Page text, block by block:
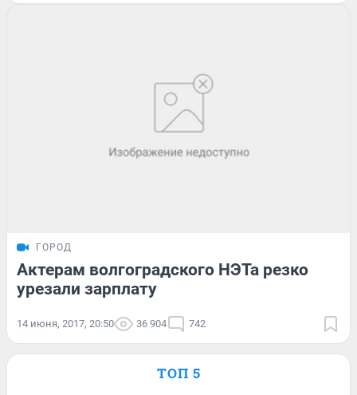
ГОРОД
Актерам волгоградского НЭТа резко
урезали зарплату
14 июня, 2017, 20:50 36 904 742
ТОП 5